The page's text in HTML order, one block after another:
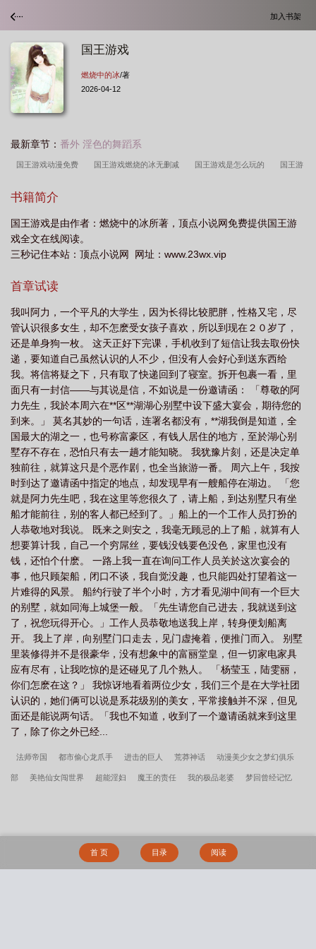
加入书架
国王游戏
燃烧中的冰/著
2026-04-12
最新章节： 番外 淫色的舞蹈系
国王游戏动漫免费 国王游戏燃烧的冰无删减 国王游戏是怎么玩的 国王游
科 国王游戏燃烧中的冰一百三十六
游戏终极 国王游戏在线观看动漫 国王游戏完整版免费观看高清 国王游戏惩
罚 国王游戏日本电影
乱炖国王游戏
在线观看完整版中文动漫 国王游戏燃烧中的冰番外最新章节136 杀死国王游
戏 国王游戏惩罚大冒险 国王游戏的玩法与游戏规则 国王游戏动漫免费观看
完整版 国王游戏快穿 国王游戏免费阅读全文 国王游戏在线观看完整版中
文 国王游戏番外清茗学院 五常玩国王游戏 国王游戏的惩罚 国王游戏电
影 国王游戏可燃烧的冰 国王游戏燃烧中的冰笔趣阁 国王游戏燃烧 国王
游戏漫画 国王游戏燃烧中的冰 国王游戏燃烧中的冰的 国王游戏临场 国
王游戏怎么玩? 国王游戏的有趣的命令 国王游戏酒桌 爆笑办公室国王游
戏 玩国王游戏 王国游戏 国王游戏动漫无删减 国王游戏怎么玩规
则 时代少年团国王游戏 国王游戏是什么 国王游戏 燃烧中的冰 145 国
王游戏扑克牌规则 国王游戏燃烧的冰 国王游戏by酒矣 国王游戏的惩罚方
法 国王游戏阅读 国王游戏是啥 国王游戏燃烧的冰1-158 国王游戏规
则
书籍简介
国王游戏是由作者：燃烧中的冰所著，顶点小说网免费提供国王游
戏全文在线阅读。
三秒记住本站：顶点小说网 网址：www.23wx.vip
首章试读
我叫阿力，一个平凡的大学生，因为长得比较肥胖，性格又宅，尽
管认识很多女生，却不怎麽受女孩子喜欢，所以到现在２０岁了，
还是单身狗一枚。 这天正好下完课，手机收到了短信让我去取份快
递，要知道自己虽然认识的人不少，但没有人会好心到送东西给
我。将信将疑之下，只有取了快递回到了寝室。拆开包裹一看，里
面只有一封信——与其说是信，不如说是一份邀请函： 「尊敬的阿
力先生，我於本周六在**区**湖湖心别墅中设下盛大宴会，期待您的
到来。」 莫名其妙的一句话，连署名都没有，**湖我倒是知道，全
国最大的湖之一，也号称富豪区，有钱人居住的地方，至於湖心别
墅存不存在，恐怕只有去一趟才能知晓。 我犹豫片刻，还是决定单
独前往，就算这只是个恶作剧，也全当旅游一番。 周六上午，我按
时到达了邀请函中指定的地点，却发现早有一艘船停在湖边。 「您
就是阿力先生吧，我在这里等您很久了，请上船，到达别墅只有坐
船才能前往，别的客人都已经到了。」船上的一个工作人员打扮的
人恭敬地对我说。 既来之则安之，我毫无顾忌的上了船，就算有人
想要算计我，自己一个穷屌丝，要钱没钱要色没色，家里也没有
钱，还怕个什麽。 一路上我一直在询问工作人员关於这次宴会的
事，他只顾架船，闭口不谈，我自觉没趣，也只能四处打望着这一
片难得的风景。 船约行驶了半个小时，方才看见湖中间有一个巨大
的别墅，就如同海上城堡一般。「先生请您自己进去，我就送到这
了，祝您玩得开心。」工作人员恭敬地送我上岸，转身便划船离
开。 我上了岸，向别墅门口走去，见门虚掩着，便推门而入。 别墅
里装修得并不是很豪华，没有想象中的富丽堂皇，但一切家电家具
应有尽有，让我吃惊的是还碰见了几个熟人。 「杨莹玉，陆雯丽，
你们怎麽在这？」 我惊讶地看着两位少女，我们三个是在大学社团
认识的，她们俩可以说是系花级别的美女，平常接触并不深，但见
面还是能说两句话。「我也不知道，收到了一个邀请函就来到这里
了，除了你之外已经...
法师帝国 都市偷心龙爪手 进击的巨人 荒莽神话 动漫美少女之梦幻俱乐
部 美艳仙女闯世界 超能淫妇 魔王的责任 我的极品老婆 梦回曾经记忆
界爆炒了（玄幻nph） [父女]酩酊 这货不是女配 母狗的驯服之路NP（强制
首 页 目录 阅读